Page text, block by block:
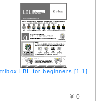
tribox LBL for beginners [1.1]
¥ 0